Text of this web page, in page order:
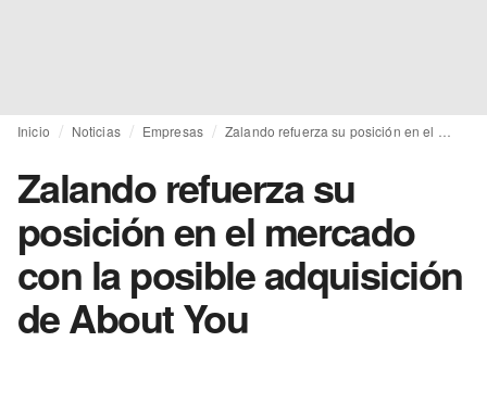
Inicio Noticias Empresas
Zalando refuerza su
posición en el mercado
con la posible adquisición
de About You